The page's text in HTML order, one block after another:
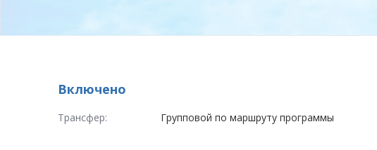
Включено
Трансфер: Групповой по маршруту программы